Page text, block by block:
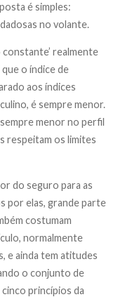
é simples:
no volante.
realmente
o índice de
aos índices
é sempre menor.
menor no perfil
respeitam os limites
do seguro para as
por elas, grande parte
costumam
normalmente
e ainda tem atitudes
o conjunto de
princípios da